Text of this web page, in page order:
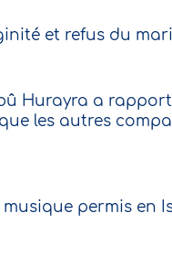
et refus du
Hurayra a
les autres
permis en